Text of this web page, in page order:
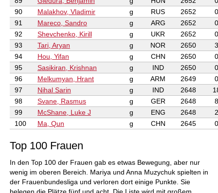
90
Malakhov, Vladimir g RUS 2652
0
91
Mareco, Sandro g ARG 2652
0
92
Shevchenko, Kirill g UKR 2652
0
93
Tari, Aryan g NOR 2650
3
94
Hou, Yifan g CHN 2650
0
95
Sasikiran, Krishnan g IND 2650
0
96
Melkumyan, Hrant g ARM 2649
0
97
Nihal Sarin g IND 2648
98
Svane, Rasmus g GER 2648
8
99
McShane, Luke J g ENG 2648
2
100
Ma, Qun g CHN 2645 0
Top 100 Frauen
In den Top 100 der Frauen gab es etwas Bewegung, aber nur
wenig im oberen Bereich. Mariya und Anna Muzychuk spielten in
der Frauenbundesliga und verloren dort einige Punkte. Sie